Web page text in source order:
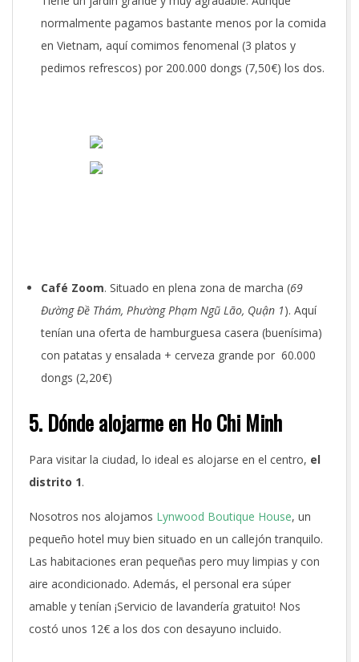
normalmente pagamos bastante menos por la comida
en Vietnam, aquí comimos fenomenal (3 platos y
pedimos refrescos) por 200.000 dongs (7,50€) los dos.
Café Zoom. Situado en plena zona de marcha (69
Đường Đề Thám, Phường Phạm Ngũ Lão, Quận 1). Aquí
tenían una oferta de hamburguesa casera (buenísima)
con patatas y ensalada + cerveza grande por 60.000
dongs (2,20€)
5. Dónde alojarme en Ho Chi Minh
Para visitar la ciudad, lo ideal es alojarse en el centro, el
distrito 1.
Nosotros nos alojamos Lynwood Boutique House, un
pequeño hotel muy bien situado en un callejón tranquilo.
Las habitaciones eran pequeñas pero muy limpias y con
aire acondicionado. Además, el personal era súper
amable y tenían ¡Servicio de lavandería gratuito! Nos
costó unos 12€ a los dos con desayuno incluido.